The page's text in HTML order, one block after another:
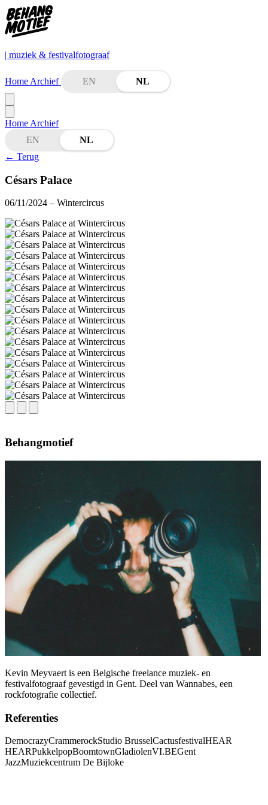
| muziek & festivalfotograaf
Home Archief EN NL
Home Archief
EN
NL
← Terug
Césars Palace
06/11/2024 – Wintercircus
Behangmotief
Kevin Meyvaert is een Belgische freelance muziek- en
festivalfotograaf gevestigd in Gent. Deel van Wannabes, een
rockfotografie collectief.
Referenties
DemocrazyCrammerockStudio BrusselCactusfestivalHEAR
HEARPukkelpopBoomtownGladiolenVI.BEGent
JazzMuziekcentrum De Bijloke